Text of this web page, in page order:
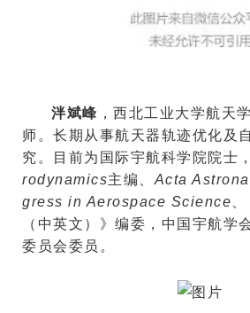
泮斌峰 ，西北工业大学航天
师。长期从事航天器轨迹优化及
究。目前为国际宇航科学院院士，
rodynamics主编、 Acta
gress in Aerospace Science
（中英文）》编委，中国宇航学
委员会委员。